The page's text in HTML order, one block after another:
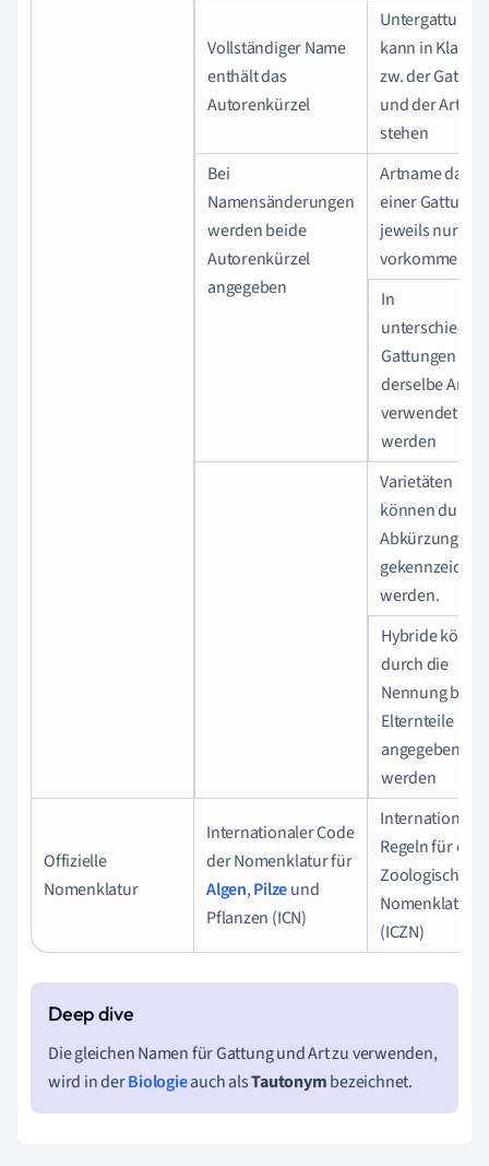
Vollständiger Name
enthält das
Autorenkürzel
Untergattung
kann in
zw. der
und der Art
stehen
Bei
Namensänderungen
werden beide
Autorenkürzel
angegeben
Artname darf
einer Gattung
jeweils nur
vorkommen
In
Gattungen darf
derselbe
verwendet
werden
Varietäten
können durch
Abkürzung var.
werden.
Hybride
durch die
Nennung
Elternteile
angegeben
werden
Offizielle
Nomenklatur
Internationaler Code
der Nomenklatur für
Algen,Pilzeund
Pflanzen (ICN)
Internationale
Regeln für die
Zoologische
Nomenklatur
(ICZN)
Die gleichen Namen für Gattung und Art zu verwenden,
wird in derBiologieauch alsTautonymbezeichnet.